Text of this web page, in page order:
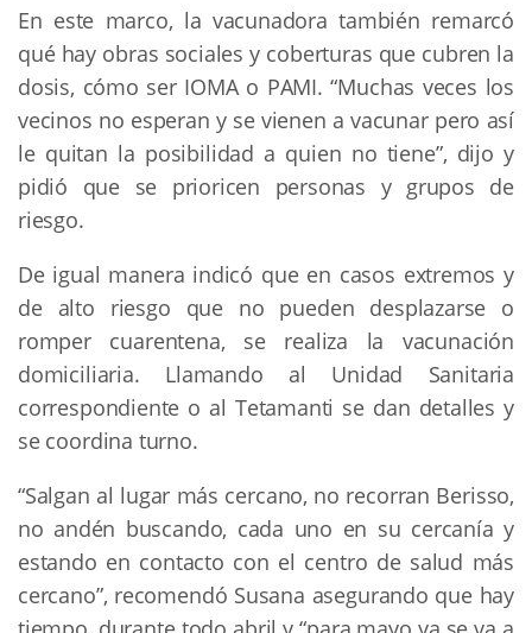
En este marco, la vacunadora también remarcó
qué hay obras sociales y coberturas que cubren la
dosis, cómo ser IOMA o PAMI. “Muchas veces los
vecinos no esperan y se vienen a vacunar pero así
le quitan la posibilidad a quien no tiene”, dijo y
pidió que se prioricen personas y grupos de
riesgo.
De igual manera indicó que en casos extremos y
de alto riesgo que no pueden desplazarse o
romper cuarentena, se realiza la vacunación
domiciliaria. Llamando al Unidad Sanitaria
correspondiente o al Tetamanti se dan detalles y
se coordina turno.
“Salgan al lugar más cercano, no recorran Berisso,
no andén buscando, cada uno en su cercanía y
estando en contacto con el centro de salud más
cercano”, recomendó Susana asegurando que hay